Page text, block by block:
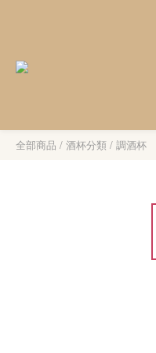
全部商品 / 酒杯分類 / 調酒杯